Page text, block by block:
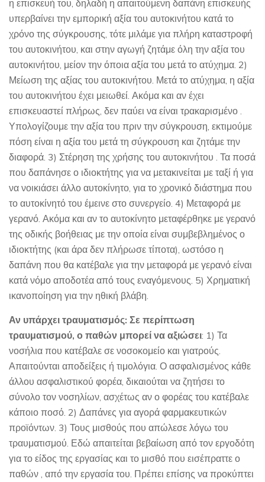
η επισκευή του, δηλαδή η απαιτούμενη δαπάνη επισκευής
υπερβαίνει την εμπορική αξία του αυτοκινήτου κατά το
χρόνο της σύγκρουσης, τότε μιλάμε για πλήρη καταστροφή
του αυτοκινήτου, και στην αγωγή ζητάμε όλη την αξία του
αυτοκινήτου, μείον την όποια αξία του μετά το ατύχημα. 2)
Μείωση της αξίας του αυτοκινήτου. Μετά το ατύχημα, η αξία
του αυτοκινήτου έχει μειωθεί. Ακόμα και αν έχει
επισκευαστεί πλήρως, δεν παύει να είναι τρακαρισμένο .
Υπολογίζουμε την αξία του πριν την σύγκρουση, εκτιμούμε
πόση είναι η αξία του μετά τη σύγκρουση και ζητάμε την
διαφορά. 3) Στέρηση της χρήσης του αυτοκινήτου . Τα ποσά
που δαπάνησε ο ιδιοκτήτης για να μετακινείται με ταξί ή για
να νοικιάσει άλλο αυτοκίνητο, για το χρονικό διάστημα που
το αυτοκίνητό του έμεινε στο συνεργείο. 4) Μεταφορά με
γερανό. Ακόμα και αν το αυτοκίνητο μεταφέρθηκε με γερανό
της οδικής βοήθειας με την οποία είναι συμβεβλημένος ο
ιδιοκτήτης (και άρα δεν πλήρωσε τίποτα), ωστόσο η
δαπάνη που θα κατέβαλε για την μεταφορά με γερανό είναι
κατά νόμο αποδοτέα από τους εναγόμενους. 5) Χρηματική
ικανοποίηση για την ηθική βλάβη.
Αν υπάρχει τραυματισμός: Σε περίπτωση
τραυματισμού, ο παθών μπορεί να αξιώσει: 1) Τα
νοσήλια που κατέβαλε σε νοσοκομείο και γιατρούς.
Απαιτούνται αποδείξεις ή τιμολόγια. Ο ασφαλισμένος κάθε
άλλου ασφαλιστικού φορέα, δικαιούται να ζητήσει το
σύνολο τον νοσηλίων, ασχέτως αν ο φορέας του κατέβαλε
κάποιο ποσό. 2) Δαπάνες για αγορά φαρμακευτικών
προϊόντων. 3) Τους μισθούς που απώλεσε λόγω του
τραυματισμού. Εδώ απαιτείται βεβαίωση από τον εργοδότη
για το είδος της εργασίας και το μισθό που εισέπραττε ο
παθών , από την εργασία του. Πρέπει επίσης να προκύπτει